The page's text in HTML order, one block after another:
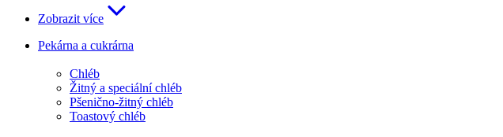
Zobrazit více
Pekárna a cukrárna
Chléb
Žitný a speciální chléb
Pšenično-žitný chléb
Toastový chléb